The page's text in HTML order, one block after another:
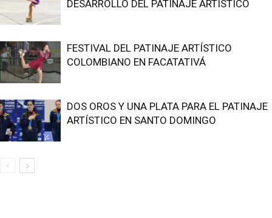
DESARROLLO DEL PATINAJE ARTÍSTICO
FESTIVAL DEL PATINAJE ARTÍSTICO
COLOMBIANO EN FACATATIVÁ
DOS OROS Y UNA PLATA PARA EL PATINAJE
ARTÍSTICO EN SANTO DOMINGO